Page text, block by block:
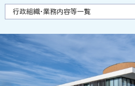
行政組織・業務内容等一覧